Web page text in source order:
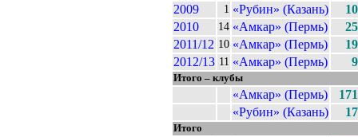
2009
1 «Рубин» (Казань)
10
2010
14 «Амкар» (Пермь)
25
2011/12 10 «Амкар» (Пермь)
19
2012/13 11 «Амкар» (Пермь) 9
Итого – клубы
«Амкар» (Пермь)
171
«Рубин» (Казань)
17
Итого